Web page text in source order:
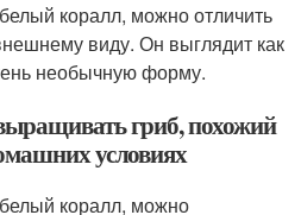
коралл, можно отличить
виду. Он выглядит как
необычную форму.
гриб, похожий
условиях
коралл, можно